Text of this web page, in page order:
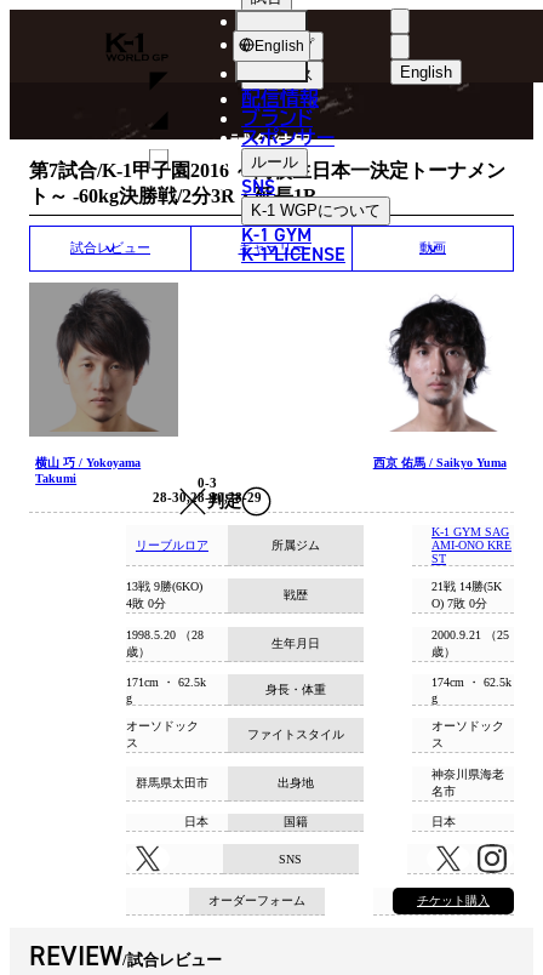
K-
WGP
English
ショップ
ニュース
配信情報
ブランド
スポンサー
ルール
SNS
K-1 WGPについて
K-1 GYM
K-1 LICENSE
English
MATCH RESULT
試合結果
第7試合/K-1甲子園2016 ～高校生日本一決定トーナメン
ト～ -60kg決勝戦/2分3R・延長1R
試合レビュー ギャラリー 動画
横山 巧 / Yokoyama
Takumi
判定
0-3
28-30,28-30,28-29
西京 佑馬 / Saikyo Yuma
所属ジム
リーブルロア
K-1 GYM SAG
AMI-ONO KRE
ST
戦歴
13戦 9勝(6KO)
4敗 0分
21戦 14勝(5K
O) 7敗 0分
生年月日
1998.5.20 （28
歳）
2000.9.21 （25
歳）
身長・体重
171cm ・ 62.5k
g
174cm ・ 62.5k
g
ファイトスタイル
オーソドック
ス
オーソドック
ス
出身地
群馬県太田市
神奈川県海老
名市
国籍
日本 日本
SNS
オーダーフォーム チケット購入
REVIEW 試合レビュー